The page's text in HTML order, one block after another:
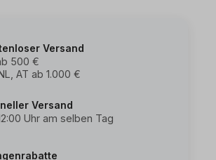
Versand
500 €
AT ab 1.000 €
Versand
Uhr am selben Tag